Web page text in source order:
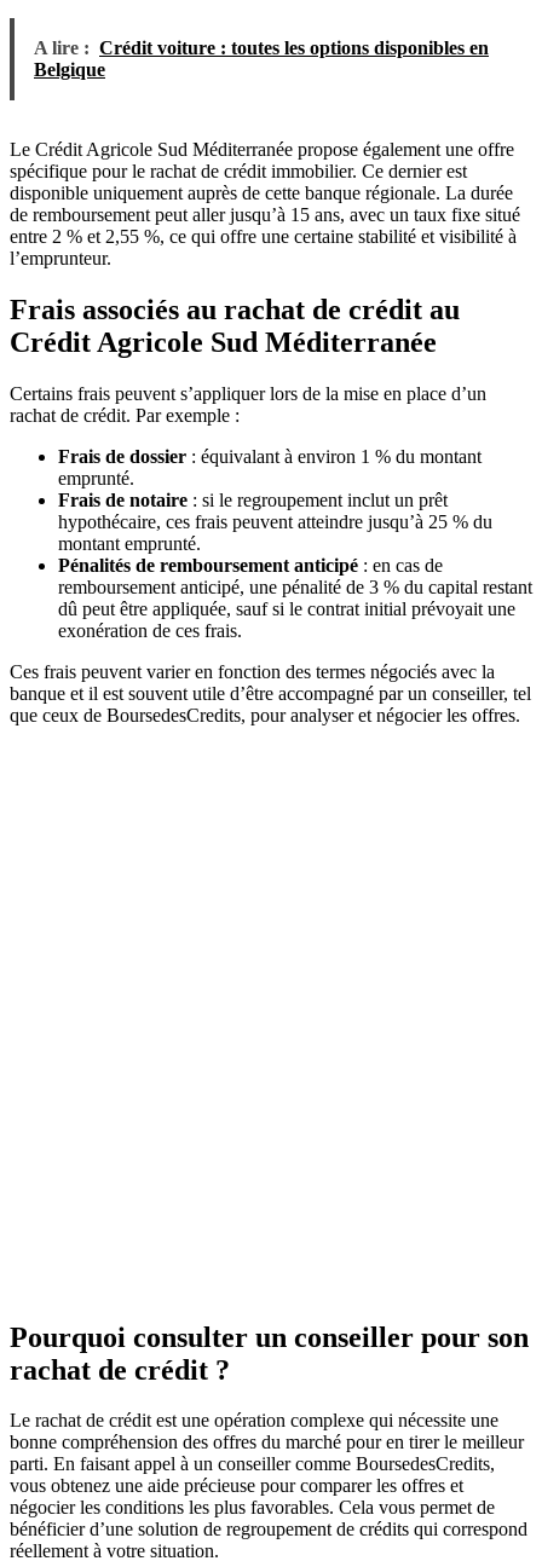
A lire : Crédit voiture : toutes les options disponibles en
Belgique
Le Crédit Agricole Sud Méditerranée propose également une offre
spécifique pour le rachat de crédit immobilier. Ce dernier est
disponible uniquement auprès de cette banque régionale. La durée
de remboursement peut aller jusqu’à 15 ans, avec un taux fixe situé
entre 2 % et 2,55 %, ce qui offre une certaine stabilité et visibilité à
l’emprunteur.
Frais associés au rachat de crédit au
Crédit Agricole Sud Méditerranée
Certains frais peuvent s’appliquer lors de la mise en place d’un
rachat de crédit. Par exemple :
Frais de dossier : équivalant à environ 1 % du montant
emprunté.
Frais de notaire : si le regroupement inclut un prêt
hypothécaire, ces frais peuvent atteindre jusqu’à 25 % du
montant emprunté.
Pénalités de remboursement anticipé : en cas de
remboursement anticipé, une pénalité de 3 % du capital restant
dû peut être appliquée, sauf si le contrat initial prévoyait une
exonération de ces frais.
Ces frais peuvent varier en fonction des termes négociés avec la
banque et il est souvent utile d’être accompagné par un conseiller, tel
que ceux de BoursedesCredits, pour analyser et négocier les offres.
Pourquoi consulter un conseiller pour son
rachat de crédit ?
Le rachat de crédit est une opération complexe qui nécessite une
bonne compréhension des offres du marché pour en tirer le meilleur
parti. En faisant appel à un conseiller comme BoursedesCredits,
vous obtenez une aide précieuse pour comparer les offres et
négocier les conditions les plus favorables. Cela vous permet de
bénéficier d’une solution de regroupement de crédits qui correspond
réellement à votre situation.